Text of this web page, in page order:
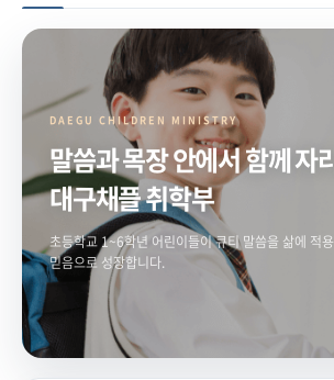
DAEGU CHILDREN MINISTRY
말씀과 목장 안에서 함께 자
대구채플 취학부
초등학교 1~6학년 어린이들이 큐티 말씀을 삶에 적
믿음으로 성장합니다.